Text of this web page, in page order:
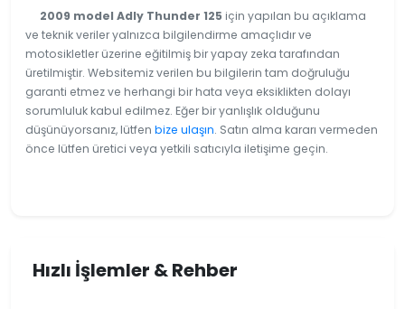
2009 model Adly Thunder 125 için yapılan bu açıklama
ve teknik veriler yalnızca bilgilendirme amaçlıdır ve
motosikletler üzerine eğitilmiş bir yapay zeka tarafından
üretilmiştir. Websitemiz verilen bu bilgilerin tam doğruluğu
garanti etmez ve herhangi bir hata veya eksiklikten dolayı
sorumluluk kabul edilmez. Eğer bir yanlışlık olduğunu
düşünüyorsanız, lütfen bize ulaşın. Satın alma kararı vermeden
önce lütfen üretici veya yetkili satıcıyla iletişime geçin.
Hızlı İşlemler & Rehber